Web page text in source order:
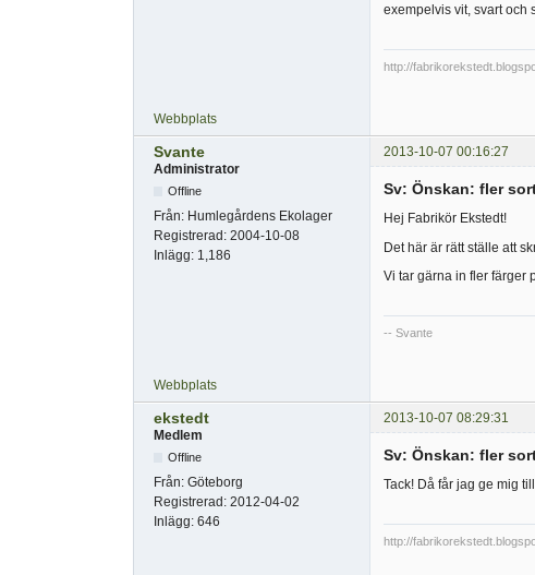
exempelvis vit, svart och
http://
Webbplats
Svante
2013-10-07 00:16:27
Administrator
Offline
Från: Humlegårdens Ekolager
Registrerad: 2004-10-08
Inlägg: 1,186
Sv: Önskan: fler
Hej Fabrikör Ekstedt!
Det här är rätt ställe att
Vi tar gärna in fler färger
-- Svante
Webbplats
ekstedt
2013-10-07 08:29:31
Medlem
Offline
Från: Göteborg
Registrerad: 2012-04-02
Inlägg: 646
Sv: Önskan: fler
Tack! Då får jag ge mig
http://